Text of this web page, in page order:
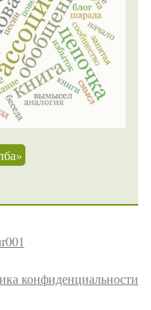
конфиденциальности